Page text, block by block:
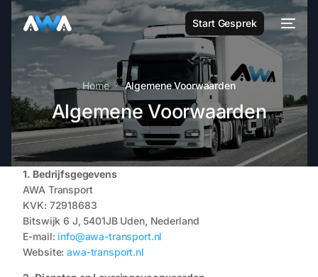
Start Gesprek
Home Algemene Voorwaarden
Algemene Voorwaarden
1. Bedrijfsgegevens
AWA Transport
KVK: 72918683
Bitswijk 6 J, 5401JB Uden, Nederland
E-mail: info@awa-transport.nl
Website:awa-transport.nl